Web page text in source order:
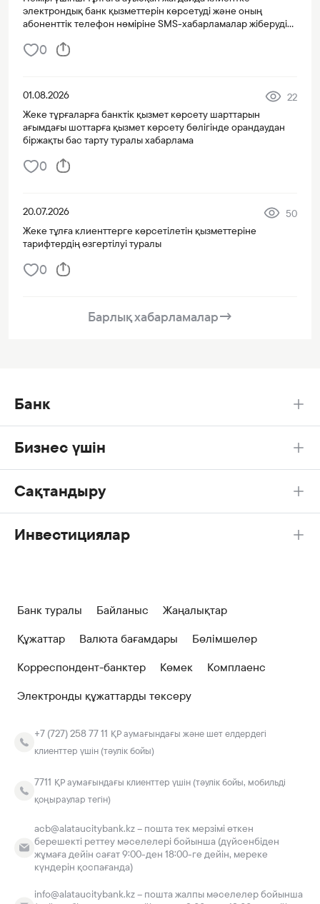
электрондық банк қызметтерін көрсетуді және оның
абоненттік телефон нөміріне SMS-хабарламалар жіберуді
0
01.08.2026
22
Жеке тұрғаларға банктік қызмет көрсету шарттарын
ағымдағы шоттарға қызмет көрсету бөлігінде орандаудан
біржақты бас тарту туралы хабарлама
0
20.07.2026
50
Жеке тұлға клиенттерге көрсетілетін қызметтеріне
тарифтердің өзгертілуі туралы
0
Барлық хабарламалар→
Банк
Бизнес үшін
Сақтандыру
Инвестициялар
Банк туралы Байланыс
Жаңалықтар
Құжаттар
Валюта бағамдары
Бөлімшелер
Корреспондент-банктер
Көмек
Комплаенс
Электронды құжаттарды тексеру
+7 (727) 258 77 11 ҚР аумағындағы және шет елдердегі
клиенттер үшін (тәулік бойы)
7711 ҚР аумағындағы клиенттер үшін (тәулік бойы, мобильді
қоңыраулар тегін)
acb@alataucitybank.kz – пошта тек мерзімі өткен
берешекті реттеу мәселелері бойынша (дүйсенбіден
жұмаға дейін сағат 9:00-ден 18:00-ге дейін, мереке
күндерін қоспағанда)
info@alataucitybank.kz – пошта жалпы мәселелер бойынша